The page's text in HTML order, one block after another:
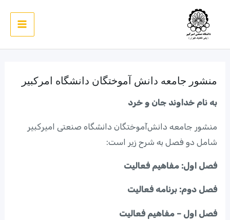
محتوا
منشور جامعه دانش آموختگان دانشگاه امرکبیر
به نام خداوند جان و خرد
منشور جامعه دانش‌آموختگان دانشگاه صنعتی امیرکبیر
شامل دو فصل به شرح زیر است:
فصل اول: مفاهیم فعالیت
فصل دوم: برنامه فعالیت
فصل اول – مفاهیم فعالیت